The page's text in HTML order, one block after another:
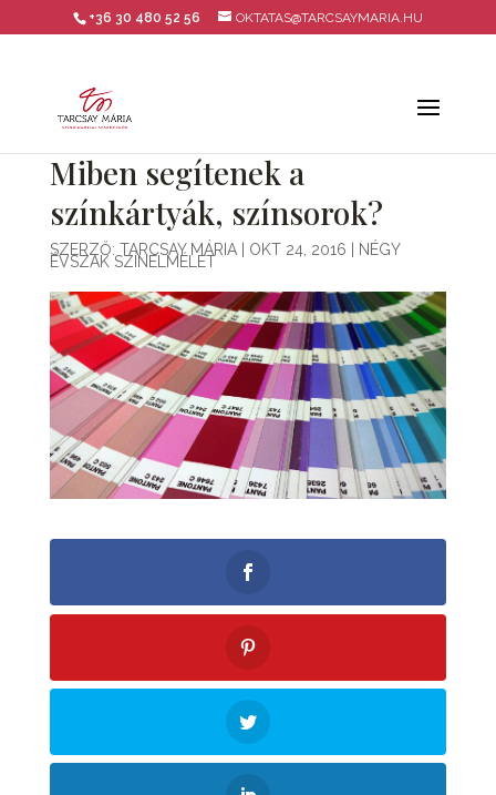
+36 30 480 52 56 OKTATAS@TARCSAYMARIA.HU
Miben segítenek a
színkártyák, színsorok?
SZERZŐ: TARCSAY MÁRIA| OKT 24, 2016 NÉGY
ÉVSZAK SZÍNELMÉLET